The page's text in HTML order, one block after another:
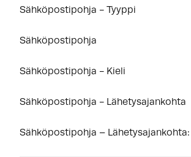
Sähköpostipohja - Tyyppi
Sähköpostipohja
Sähköpostipohja - Kieli
Sähköpostipohja - Lähetysajankohta
Sähköpostipohja –